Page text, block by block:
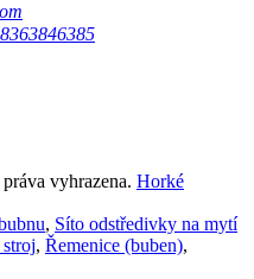
vyhrazena. Horké
, Síto odstředivky na mytí
, Řemenice (buben),